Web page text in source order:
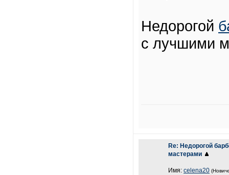
Недорогой
с лучшими
Re: Недорогой
мастерами
Имя: celena20